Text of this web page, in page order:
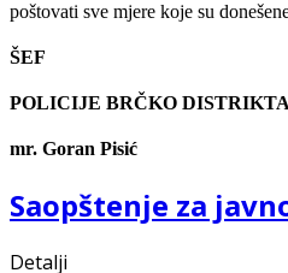
poštovati sve mjere koje su
ŠEF
POLICIJE BRČKO
mr. Goran Pisić
Saopštenje za
Detalji